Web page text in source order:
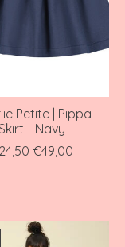
Petite | Pippa
- Navy
€49,00